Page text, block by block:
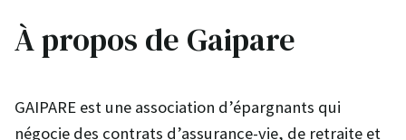
À propos de Gaipare
GAIPARE est une association d’épargnants qui
négocie des contrats d’assurance-vie, de retraite et